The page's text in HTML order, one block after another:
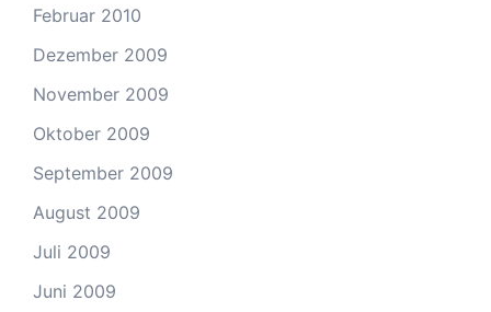
Februar 2010
Dezember 2009
November 2009
Oktober 2009
September 2009
August 2009
Juli 2009
Juni 2009